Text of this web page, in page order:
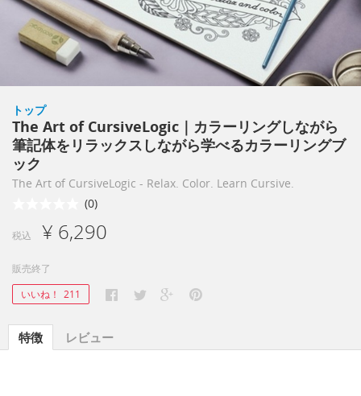
トップ
The Art of CursiveLogic｜カラーリングしながら
筆記体をリラックスしながら学べるカラーリングブ
ック
The Art of CursiveLogic - Relax. Color. Learn Cursive.
(0)
税込 ¥ 6,290
販売終了
いいね！ 211
特徴 レビュー